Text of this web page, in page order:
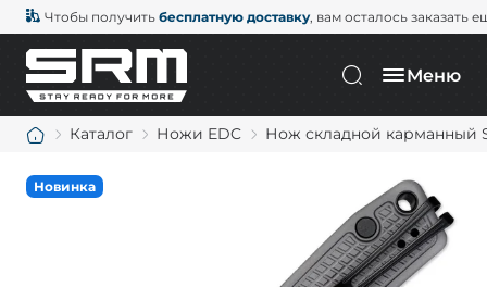
Чтобы получить бесплатную доставку, вам осталось заказать
Меню
Каталог Ножи EDC Нож складной карманный
Новинка